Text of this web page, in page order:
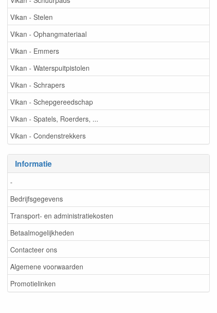
Vikan - Stelen
Vikan - Ophangmateriaal
Vikan - Emmers
Vikan - Waterspuitpistolen
Vikan - Schrapers
Vikan - Schepgereedschap
Vikan - Spatels, Roerders, ...
Vikan - Condenstrekkers
Informatie
-
Bedrijfsgegevens
Transport- en administratiekosten
Betaalmogelijkheden
Contacteer ons
Algemene voorwaarden
Promotielinken